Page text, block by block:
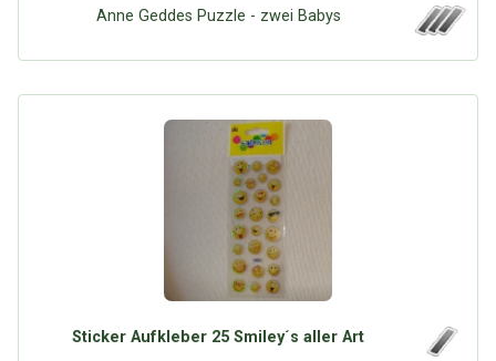
Anne Geddes Puzzle - zwei Babys
Sticker Aufkleber 25 Smiley´s aller Art